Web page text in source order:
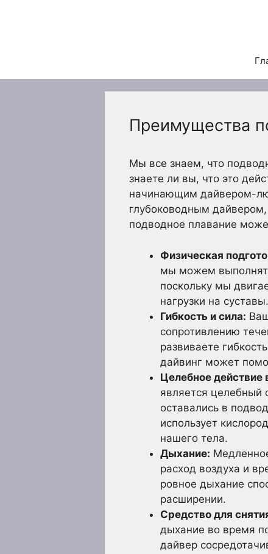
Преимущества
Мы все знаем, что
знаете ли вы, что это
начинающим дайвером-
глубоководным
подводное плавание
Физическая
мы можем
поскольку мы
нагрузки на суставы.
Гибкость и сила:
сопротивлению
развиваете
дайвинг может
Целебное действие
является целебный
оставались в
использует
нашего тела.
Дыхание:
расход воздуха и
ровное дыхание
расширении.
Средство для
дыхание во время
дайвер